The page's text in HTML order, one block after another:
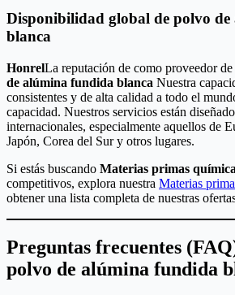
Disponibilidad global de polvo
blanca
HonrelLa reputación de como proveedor
de alúmina fundida blanca Nuestra
consistentes y de alta calidad a todo el
capacidad. Nuestros servicios están
internacionales, especialmente aquellos de
Japón, Corea del Sur y otros lugares.
Si estás buscando Materias primas
competitivos, explora nuestra Materias
obtener una lista completa de nuestras
Preguntas frecuentes
polvo de alúmina fundida